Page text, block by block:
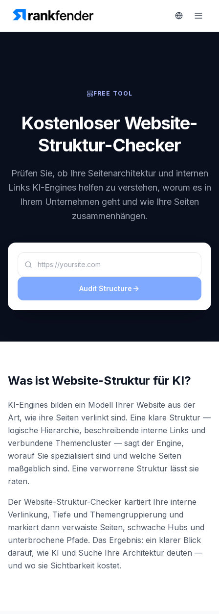
ÜBERWACHEN
RAIVE
Wettbewerber-
Tracking
Keyword-
RAISA
Ressourcen
Kostenlose
Preise
FREE TOOL
Kostenloser Website-
Struktur-Checker
Prüfen Sie, ob Ihre Seitenarchitektur und internen
Links KI-Engines helfen zu verstehen, worum es in
Ihrem Unternehmen geht und wie Ihre Seiten
zusammenhängen.
Audit Structure
Was ist Website-Struktur für KI?
KI-Engines bilden ein Modell Ihrer Website aus der
Art, wie ihre Seiten verlinkt sind. Eine klare Struktur —
logische Hierarchie, beschreibende interne Links und
verbundene Themencluster — sagt der Engine,
worauf Sie spezialisiert sind und welche Seiten
maßgeblich sind. Eine verworrene Struktur lässt sie
raten.
Der Website-Struktur-Checker kartiert Ihre interne
Verlinkung, Tiefe und Themengruppierung und
markiert dann verwaiste Seiten, schwache Hubs und
unterbrochene Pfade. Das Ergebnis: ein klarer Blick
darauf, wie KI und Suche Ihre Architektur deuten —
und wo sie Sichtbarkeit kostet.